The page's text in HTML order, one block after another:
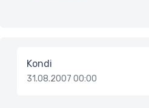
Kondi
31.08.2007 00:00